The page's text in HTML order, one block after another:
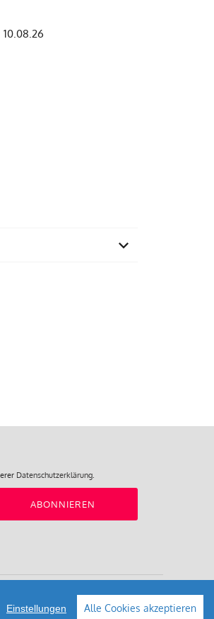
Datenschutzerklärung.
ABONNIEREN
Shop erstellt mit VersaCommerce.
Einstellungen Alle Cookies akzeptieren